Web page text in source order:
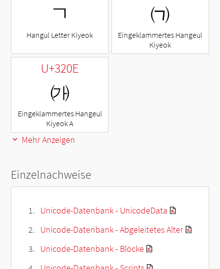
ㄱ
Hangul Letter Kiyeok
㈀
Eingeklammertes Hangeul
Kiyeok
U+320E
㈎
Eingeklammertes Hangeul
Kiyeok A
Mehr Anzeigen
Einzelnachweise
Unicode-Datenbank - UnicodeData
Unicode-Datenbank - Abgeleitetes Alter
Unicode-Datenbank - Blöcke